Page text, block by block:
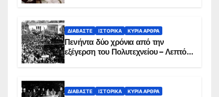
ΔΙΑΒΆΣΤΕ ΙΣΤΟΡΙΚΆ ΚΥΡΙΑ ΑΡΘΡΑ
Πενήντα δύο χρόνια από την
εξέγερση του Πολυτεχνείου – Λεπτό
ΔΙΑΒΆΣΤΕ ΙΣΤΟΡΙΚΆ ΚΥΡΙΑ ΑΡΘΡΑ